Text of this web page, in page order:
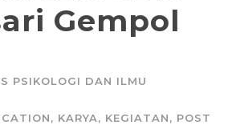
Gempol
PSIKOLOGI DAN ILMU
, KARYA, KEGIATAN, POST